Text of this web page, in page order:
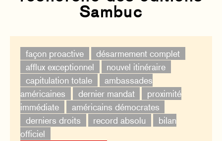
Sambuc
façon proactive
désarmement complet
afflux exceptionnel
nouvel itinéraire
capitulation totale
ambassades
américaines
dernier mandat
proximité
immédiate
américains démocrates
derniers droits
record absolu
bilan
officiel